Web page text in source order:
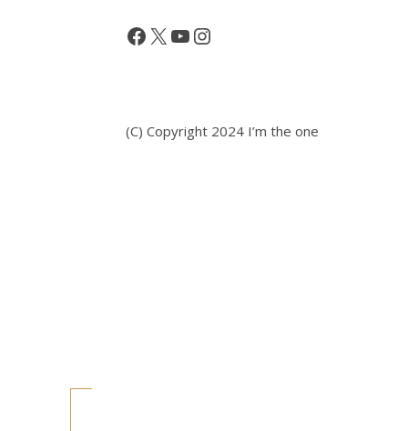
Facebook
X YouTubeInstagram
(C) Copyright 2024 I’m the one